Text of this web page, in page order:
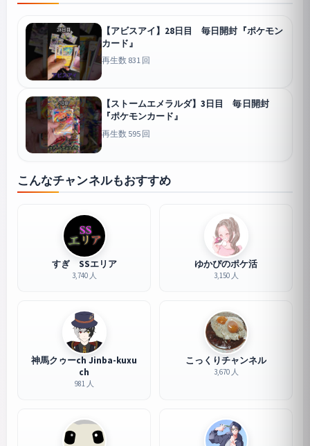
【アビスアイ】28日目 毎日開封『ポケモン
カード』
再生数 831 回
【ストームエメラルダ】3日目 毎日開封
『ポケモンカード』
再生数 595 回
こんなチャンネルもおすすめ
すぎ SSエリア
3,740 人
ゆかぴのポケ活
3,150 人
神馬クゥーch Jinba-kuxu
ch
981 人
こっくりチャンネル
3,670 人